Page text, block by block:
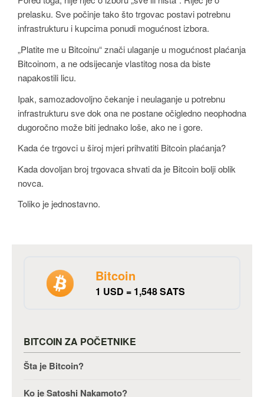
prelasku. Sve počinje tako što trgovac postavi potrebnu
infrastrukturu i kupcima ponudi mogućnost izbora.
„Platite me u Bitcoinu“ znači ulaganje u mogućnost plaćanja
Bitcoinom, a ne odsijecanje vlastitog nosa da biste
napakostili licu.
Ipak, samozadovoljno čekanje i neulaganje u potrebnu
infrastrukturu sve dok ona ne postane očigledno neophodna
dugoročno može biti jednako loše, ako ne i gore.
Kada će trgovci u široj mjeri prihvatiti Bitcoin plaćanja?
Kada dovoljan broj trgovaca shvati da je Bitcoin bolji oblik
novca.
Toliko je jednostavno.
Bitcoin
1 USD = 1,548 SATS
BITCOIN ZA POČETNIKE
Šta je Bitcoin?
Ko je Satoshi Nakamoto?